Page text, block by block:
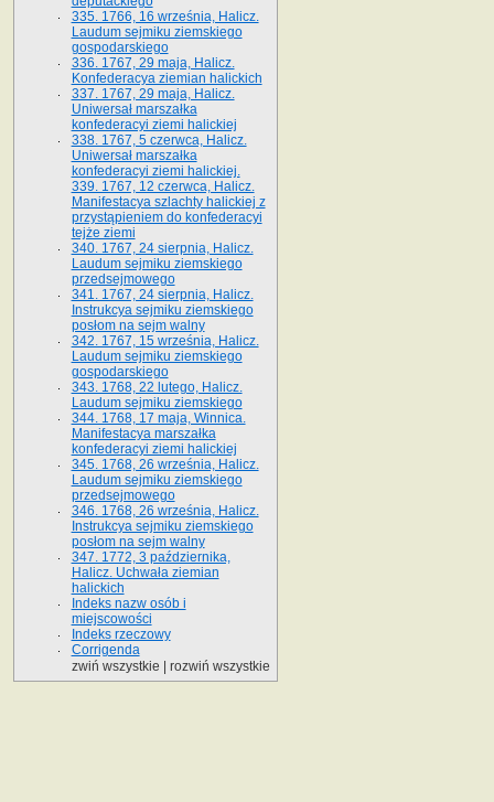
335. 1766, 16 września, Halicz.
Laudum sejmiku ziemskiego
gospodarskiego
336. 1767, 29 maja, Halicz.
Konfederacya ziemian halickich
337. 1767, 29 maja, Halicz.
Uniwersał marszałka
konfederacyi ziemi halickiej
338. 1767, 5 czerwca, Halicz.
Uniwersał marszałka
konfederacyi ziemi halickiej.
339. 1767, 12 czerwca, Halicz.
Manifestacya szlachty halickiej z
przystąpieniem do konfederacyi
tejże ziemi
340. 1767, 24 sierpnia, Halicz.
Laudum sejmiku ziemskiego
przedsejmowego
341. 1767, 24 sierpnia, Halicz.
Instrukcya sejmiku ziemskiego
posłom na sejm walny
342. 1767, 15 września, Halicz.
Laudum sejmiku ziemskiego
gospodarskiego
343. 1768, 22 lutego, Halicz.
Laudum sejmiku ziemskiego
344. 1768, 17 maja, Winnica.
Manifestacya marszałka
konfederacyi ziemi halickiej
345. 1768, 26 września, Halicz.
Laudum sejmiku ziemskiego
przedsejmowego
346. 1768, 26 września, Halicz.
Instrukcya sejmiku ziemskiego
posłom na sejm walny
347. 1772, 3 października,
Halicz. Uchwała ziemian
halickich
Indeks nazw osób i
miejscowości
Indeks rzeczowy
Corrigenda
zwiń wszystkie
rozwiń wszystkie